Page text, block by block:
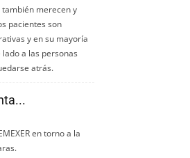
también merecen y
pacientes son
y en su mayoría
a las personas
atrás.
en torno a la